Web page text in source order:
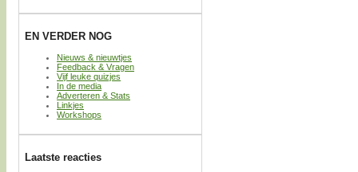
EN VERDER NOG
Nieuws & nieuwtjes
Feedback & Vragen
Vijf leuke quizjes
In de media
Adverteren & Stats
Linkjes
Workshops
Laatste reacties